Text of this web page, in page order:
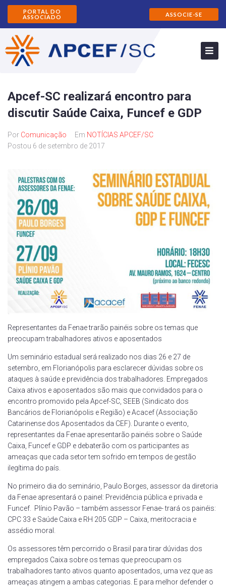
PORTAL DO
ASSOCIADO
ASSOCIE-SE
Apcef-SC realizará encontro para
discutir Saúde Caixa, Funcef e GDP
Por Comunicação Em NOTÍCIAS APCEF/SC
Postou 6 de setembro de 2017
Representantes da Fenae trarão painéis sobre os temas que
preocupam trabalhadores ativos e aposentados
Um seminário estadual será realizado nos dias 26 e 27 de
setembro, em Florianópolis para esclarecer dúvidas sobre os
ataques à saúde e previdência dos trabalhadores. Empregados
Caixa ativos e aposentados são mais que convidados para o
encontro promovido pela Apcef-SC, SEEB (Sindicato dos
Bancários de Florianópolis e Região) e Acacef (Associação
Catarinense dos Aposentados da CEF). Durante o evento,
representantes da Fenae apresentarão painéis sobre o Saúde
Caixa, Funcef e GDP e debaterão com os participantes as
ameaças que cada setor tem sofrido em tempos de gestão
ilegítima do país.
No primeiro dia do seminário, Paulo Borges, assessor da diretoria
da Fenae apresentará o painel: Previdência pública e privada e
Funcef. Plínio Pavão – também assessor Fenae- trará os painéis:
CPC 33 e Saúde Caixa e RH 205 GDP – Caixa, meritocracia e
assédio moral.
Os assessores têm percorrido o Brasil para tirar dúvidas dos
empregados Caixa sobre os temas que preocupam os
trabalhadores tanto ativos quanto aposentados, uma vez que as
ameaças atingem a ambas categorias. E para melhor defender o